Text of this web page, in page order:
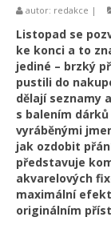
autor: redakce |
Listopad se
ke konci a to
jediné – brzký
pustili do
dělají seznamy
s balením
vyráběnými
jak ozdobit
představuje
akvarelových
maximální
originálním